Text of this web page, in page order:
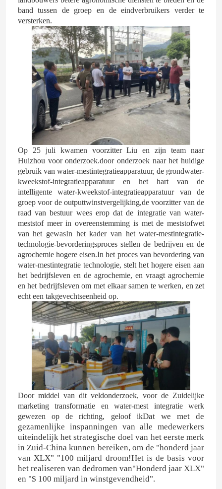
Huis
Producten
Video's
Ongeveer ons
Fabrieksreis
Kwaliteitscontrole
Contacteer ons
Nieuws
Gevallen
Ureum
Stikstof- en kaliummeststof
band tussen de groep en de eindverbruikers verder te
versterken.
Op 25 juli kwamen voorzitter Liu en zijn team naar
Huizhou voor onderzoek.door onderzoek naar het huidige
gebruik van water-mestintegratieapparatuur, de grondwater-
kweekstof-integratieapparatuur en het hart van de
intelligente water-kweekstof-integratieapparatuur van de
groep voor de outputtwinstvergelijking,de voorzitter van de
raad van bestuur wees erop dat de integratie van water-
meststof meer in overeenstemming is met de meststofwet
van het gewasIn het kader van het water-mestintegratie-
technologie-bevorderingsproces stellen de bedrijven en de
agrochemie hogere eisen.In het proces van bevordering van
water-mestintegratie technologie, stelt het hogere eisen aan
het bedrijfsleven en de agrochemie, en vraagt agrochemie
en het bedrijfsleven om met elkaar samen te werken, en zet
echt een takgevechtseenheid op.
Door middel van dit veldonderzoek, voor de Zuidelijke
marketing transformatie en water-mest integratie werk
gewezen op de richting, geloof ikDat we met de
gezamenlijke inspanningen van alle medewerkers
uiteindelijk het strategische doel van het eerste merk
in Zuid-China kunnen bereiken, om de "honderd jaar
van XLX" "100 miljard droom!Het is de basis voor
het realiseren van dedromen van"Honderd jaar XLX"
en "$ 100 miljard in winstgevendheid".